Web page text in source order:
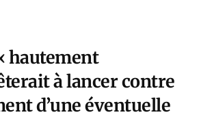
hautement
à lancer contre
d’une éventuelle